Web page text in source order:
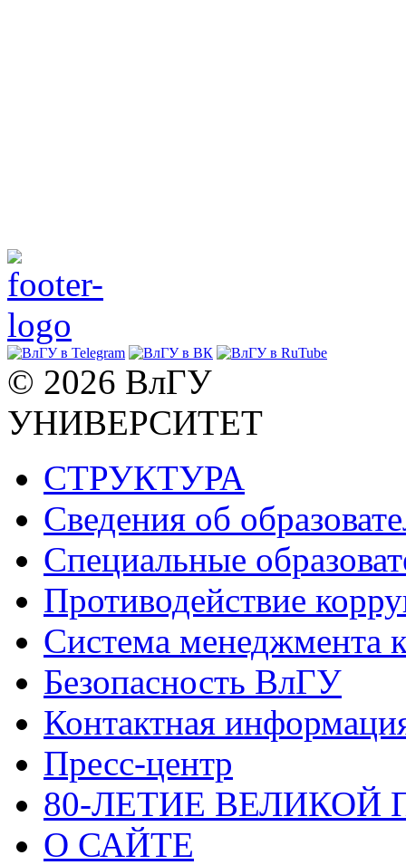
© 2026 ВлГУ
УНИВЕРСИТЕТ
СТРУКТУРА
Сведения об
Специальные
Противодействие
Система менеджмента
Безопасность ВлГУ
Контактная
Пресс-центр
80-ЛЕТИЕ ВЕЛИКОЙ
О САЙТЕ